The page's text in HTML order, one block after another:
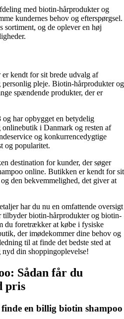
med biotin-hårprodukter og
kundernes behov og efterspørgsel.
sortiment, og de oplever en høj
kendt for sit brede udvalg af
pleje. Biotin-hårprodukter og
spændende produkter, der er
har opbygget en betydelig
i Danmark og resten af
og konkurrencedygtige
og popularitet.
destination for kunder, der søger
online. Butikken er kendt for sit
den bekvemmelighed, det giver at
har du nu en omfattende oversigt
tilbyder biotin-hårprodukter og biotin-
du foretrækker at købe i fysiske
der imødekommer dine behov og
til at finde det bedste sted at
nyd din shoppingoplevelse!
Sådan får du
pris
en billig biotin shampoo